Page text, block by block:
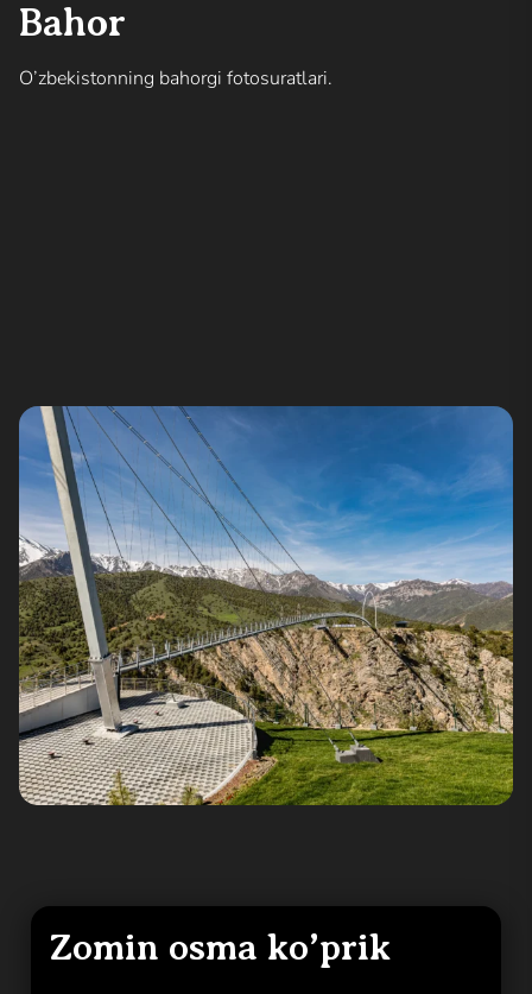
Bahor
O’zbekistonning bahorgi fotosuratlari.
Zomin osma ko’prik